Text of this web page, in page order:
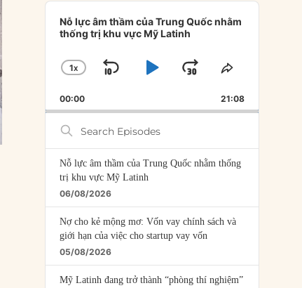
Audio
Player
Nỗ lực âm thầm của Trung Quốc nhằm
thống trị khu vực Mỹ Latinh
CHANGE
RATE
1X
SKIP
BACKWARD
PLAYJUMP
FORWARD
SHARE
EPISODE
00:00 21:08
Search
Episodes
Nỗ lực âm thầm của Trung Quốc nhằm thống
trị khu vực Mỹ Latinh
06/08/2026
Nợ cho kẻ mộng mơ: Vốn vay chính sách và
giới hạn của việc cho startup vay vốn
05/08/2026
Mỹ Latinh đang trở thành “phòng thí nghiệm”